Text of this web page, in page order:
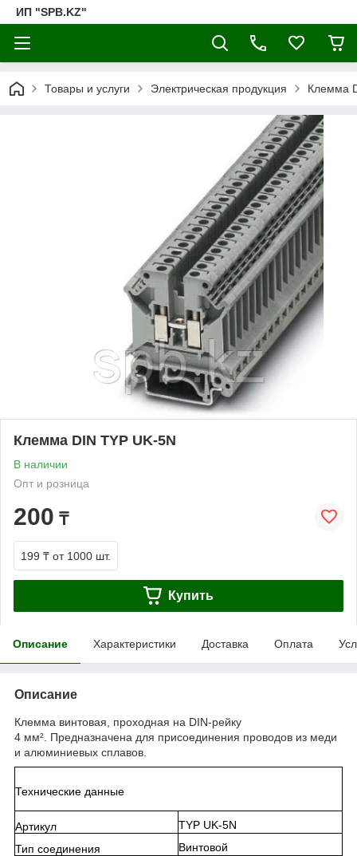
ИП "SPB.KZ"
Товары и услуги Электрическая продукция Клемма
Клемма DIN TYP UK-5N
В наличии
Опт и розница
200 ₸
199 ₸ от 1000 шт.
Купить
Описание Характеристики Доставка Оплата
Описание
Клемма винтовая, проходная на DIN-рейку
4 мм². Предназначена для присоединения проводов из меди
и алюминиевых сплавов.
Технические данные
Артикул
TYP UK-5N
Тип соединения
Винтовой